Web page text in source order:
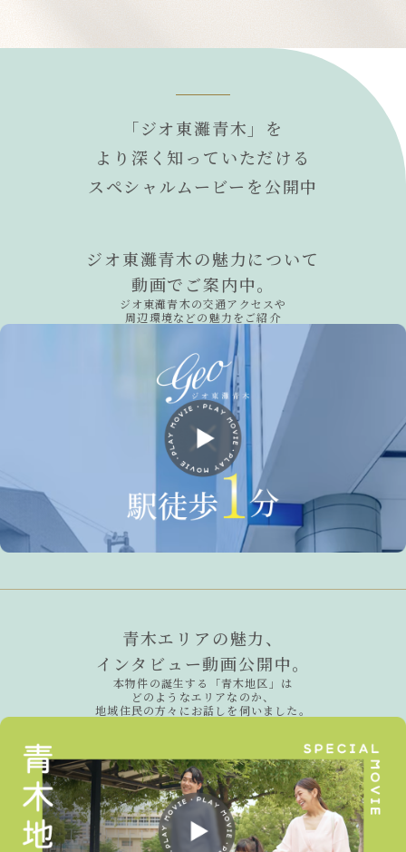
SPECIAL MOVIE
「ジオ東灘青木」を
より深く知っていただける
スペシャルムービーを公開中
ジオ東灘青木の魅力について
動画でご案内中。
ジオ東灘青木の交通アクセスや
周辺環境などの魅力をご紹介
青木エリアの魅力、
インタビュー動画公開中。
本物件の誕生する「青木地区」は
どのようなエリアなのか、
地域住民の方々にお話しを伺いました。